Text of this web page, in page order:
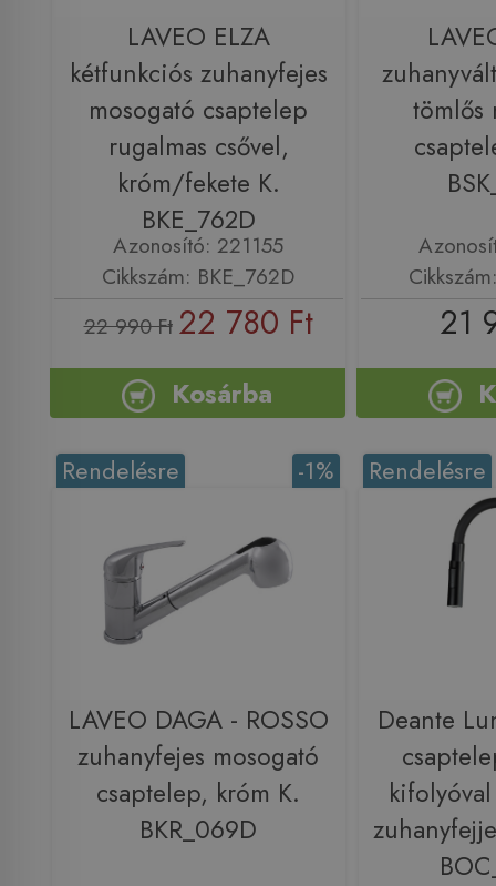
LAVEO ELZA
kétfunkciós zuhanyfejes
mosogató csaptelep
rugalmas csővel,
króm/fekete K.
BKE_762D
Azonosító: 221155
Cikkszám: BKE_762D
22 990 Ft 22 780 Ft
Kosárba
tömlős
21
-1%
Rendelésre
LAVEO DAGA - ROSSO
zuhanyfejes mosogató
csaptelep, króm K.
BKR_069D
Rendelésre
Deante